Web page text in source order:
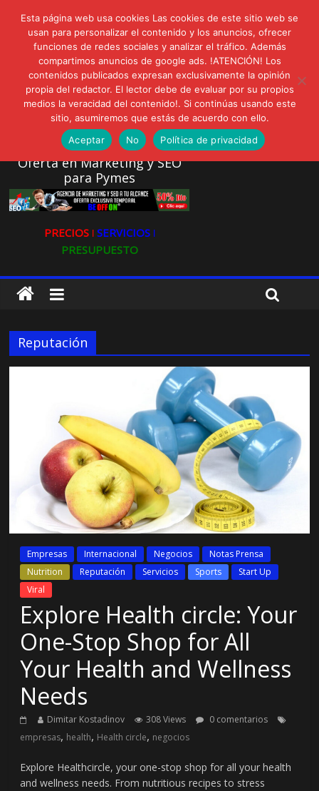
lunes, agosto 3, 2026
Novedades:
AVISPEX PLUS FORTE Bioeffitech y Protección natural sin
dañar el entorno
LIVAM estrena Agua de Sal
Ultravioleta Radio, Cómo una radio sin fines comerciales
conquistó a miles de oyentes
IA: Su importancia en las redes sociales
Gravatar: Tu Huella Digital en las Redes Sociales
Oferta en Marketing y SEO
para Pymes
PRECIOS ǀ SERVICIOS ǀ
PRESUPUESTO
Reputación
Empresas Internacional Negocios
Notas Prensa
Nutrition
Reputación Servicios Sports
Start Up
Viral
Explore Health circle: Your
One-Stop Shop for All
Your Health and Wellness
Needs
Dimitar Kostadinov 308 Views
0 comentarios
empresas, health, Health circle, negocios
Explore Healthcircle, your one-stop shop for all your health
and wellness needs. From nutritious recipes to stress
Esta página web usa cookies Las cookies de este sitio web se
usan para personalizar el contenido y los anuncios, ofrecer
funciones de redes sociales y analizar el tráfico. Además
compartimos anuncios de google ads. !ATENCIÓN! Los
contenidos publicados expresan exclusivamente la opinión
propia del redactor. El lector debe de evaluar por su propios
medios la veracidad del contenido!. Si continúas usando este
sitio, asumiremos que estás de acuerdo con ello.
Aceptar
No Política de privacidad